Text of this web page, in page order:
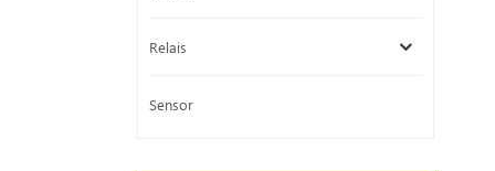
Relais
Sensor